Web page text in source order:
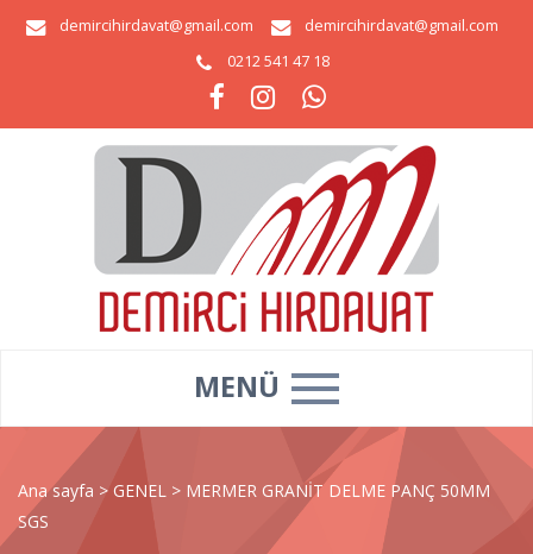
demircihirdavat@gmail.com
demircihirdavat@gmail.com
0212 541 47 18
MENÜ
Ana sayfa > GENEL > MERMER GRANİT DELME PANÇ 50MM
SGS